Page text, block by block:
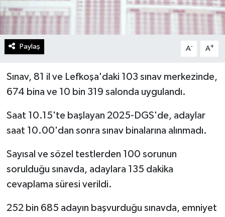
Paylaş A- A+
Sınav, 81 il ve Lefkoşa'daki 103 sınav merkezinde,
674 bina ve 10 bin 319 salonda uygulandı.
Saat 10.15'te başlayan 2025-DGS'de, adaylar
saat 10.00'dan sonra sınav binalarına alınmadı.
Sayısal ve sözel testlerden 100 sorunun
sorulduğu sınavda, adaylara 135 dakika
cevaplama süresi verildi.
252 bin 685 adayın başvurduğu sınavda, emniyet